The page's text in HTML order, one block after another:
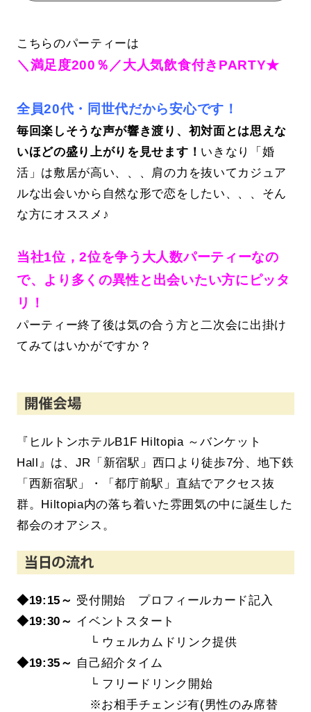
こちらのパーティーは
＼満足度200％／大人気飲食付きPARTY★
全員20代・同世代だから安心です！
毎回楽しそうな声が響き渡り、初対面とは思えな
いほどの盛り上がりを見せます！ いきなり「婚
活」は敷居が高い、、、肩の力を抜いてカジュア
ルな出会いから自然な形で恋をしたい、、、そん
な方にオススメ♪
当社1位，2位を争う大人数パーティーなの
で、より多くの異性と出会いたい方にピッタ
リ！
パーティー終了後は気の合う方と二次会に出掛け
てみてはいかがですか？
『ヒルトンホテルB1F Hiltopia ～バンケット
Hall』は、JR「新宿駅」西口より徒歩7分、地下鉄
「西新宿駅」・「都庁前駅」直結でアクセス抜
群。Hiltopia内の落ち着いた雰囲気の中に誕生した
都会のオアシス。
◆19:15～ 受付開始 プロフィールカード記入
◆19:30～ イベントスタート
└ ウェルカムドリンク提供
◆19:35～ 自己紹介タイム
└ フリードリンク開始
※お相手チェンジ有(男性のみ席替